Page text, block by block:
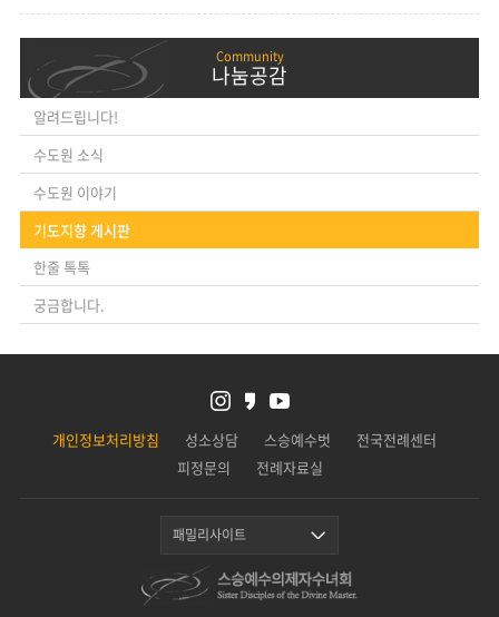
나눔공감
알려드립니다!
수도원 소식
수도원 이야기
기도지향 게시판
한줄 톡톡
궁금합니다.
개인정보처리방침 성소상담 스승예수벗
전국전례센터
피정문의
전례자료실
패밀리사이트